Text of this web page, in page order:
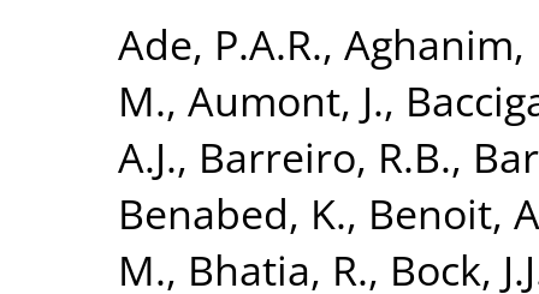
Ade, P.A.R., Aghanim,
M., Aumont, J.,
A.J., Barreiro, R.B.,
Benabed, K., Benoit,
M., Bhatia, R., Bock,